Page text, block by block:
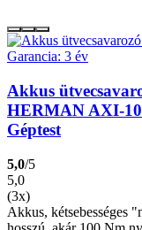
Akkus
HERMAN AXI-
Géptest
5,0/5
5,0
(3x)
Akkus, kétsebességes